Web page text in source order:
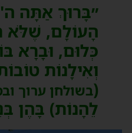
״בָּרוּךְ אַתָּה
הָעוֹלָם, שֶׁלֹּא
כְּלוּם, וּבָרָא
וְאִילָנוֹת
(בשולחן ערוך
לֵהָנוֹת) בָּהֶן